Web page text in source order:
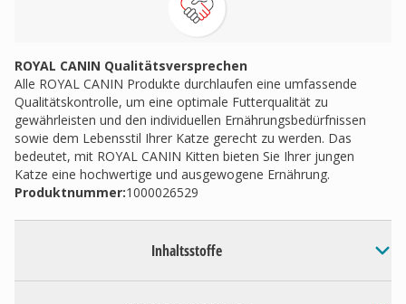
ROYAL CANIN Qualitätsversprechen
Alle ROYAL CANIN Produkte durchlaufen eine umfassende
Qualitätskontrolle, um eine optimale Futterqualität zu
gewährleisten und den individuellen Ernährungsbedürfnissen
sowie dem Lebensstil Ihrer Katze gerecht zu werden. Das
bedeutet, mit ROYAL CANIN Kitten bieten Sie Ihrer jungen
Katze eine hochwertige und ausgewogene Ernährung.
Produktnummer:1000026529
Inhaltsstoffe